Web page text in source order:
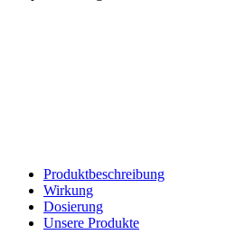
Produktbeschreibung
Wirkung
Dosierung
Unsere Produkte